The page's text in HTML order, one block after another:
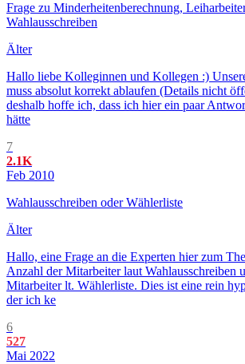
Frage zu Minderheitenberechnung,
Wahlausschreiben
Älter
Hallo liebe Kolleginnen und Kollegen :)
muss absolut korrekt ablaufen (Details nicht
deshalb hoffe ich, dass ich hier ein paar
hätte
7
2.1K
Feb 2010
Wahlausschreiben oder Wählerliste
Älter
Hallo, eine Frage an die Experten hier zum
Anzahl der Mitarbeiter laut Wahlausschreiben
Mitarbeiter lt. Wählerliste. Dies ist eine rein
der ich ke
6
527
Mai 2022